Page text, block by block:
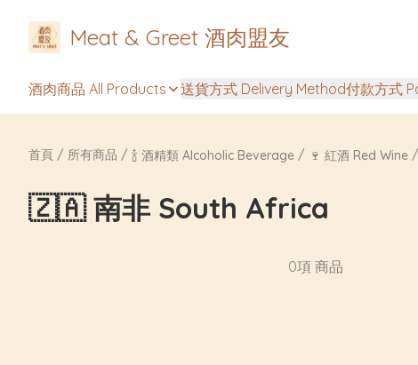
Meat & Greet 酒肉盟友
酒肉商品 All Products 送貨方式 Delivery Method付款方式
首頁 / 所有商品 / 🍾 酒精類 Alcoholic Beverage / 🍷 紅酒 Red Wine /
🇿🇦 南非 South Africa
0項 商品